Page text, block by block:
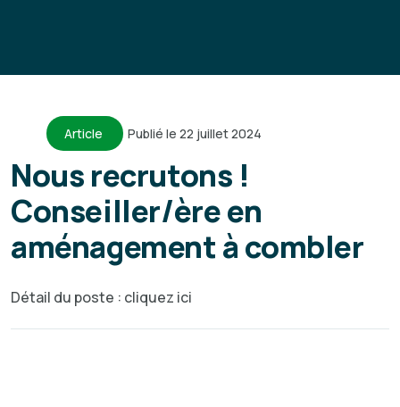
Article Publié le 22 juillet 2024
Nous recrutons !
Conseiller/ère en
aménagement à combler
Détail du poste : cliquez ici